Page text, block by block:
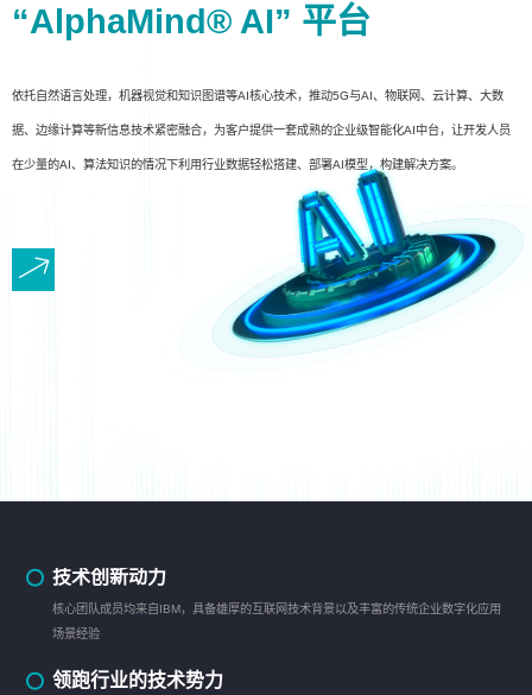
“AlphaMind® AI” 平台
依托自然语言处理，机器视觉和知识图谱等AI核心技术，推动5G与AI、物联网、云计算、大数
据、边缘计算等新信息技术紧密融合，为客户提供一套成熟的企业级智能化AI中台，让开发人员
在少量的AI、算法知识的情况下利用行业数据轻松搭建、部署AI模型，构建解决方案。
技术创新动力
核心团队成员均来自IBM，具备雄厚的互联网技术背景以及丰富的传统企业数字化应用
场景经验
领跑行业的技术势力